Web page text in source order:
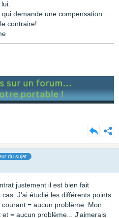
demande une compensation
contraire!
du sujet
justement il est bien fait
J'ai étudié les différents points
= aucun problème. Mon
= aucun problème... J'aimerais